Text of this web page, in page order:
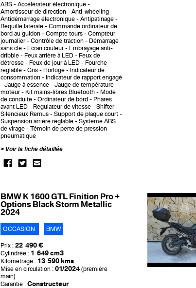
ABS
Accélérateur électronique
Amortisseur de direction
Anti-wheeling
Antidémarrage électronique
Antipatinage
Bequille latérale
Commande ordinateur de
bord au guidon
Compte tours
Compteur
journalier
Contrôle de traction
Démarrage
sans clé
Ecran couleur
Embrayage anti-
dribble
Feux arrière à LED
Feux de
détresse
Feux de jour à LED
Fourche
réglable
Gris Horloge
Indicateur de
consommation
Indicateur de rapport engagé
Jauge à essence
Jauge de température
moteur
Kit mains-libres Bluetooth
Mode
de conduite
Ordinateur de bord
Phares
avant LED
Regulateur de vitesse
Shifter
Silencieux Remus
Support de plaque court
Suspension arrière réglable
Système ABS
de virage
Témoin de perte de pression
pneumatique
Voir la fiche détaillée
BMW K 1600 GTL Finition Pro +
Options Black Storm Metallic
2024
OCCASION BMW
Prix : 22 490 €
Cylindrée : 1 649 cm3
Kilométrage : 13 590 kms
Mise en circulation : 01/2024 (première
main)
Garantie : Constructeur